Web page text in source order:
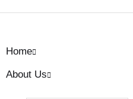
Home
About Us